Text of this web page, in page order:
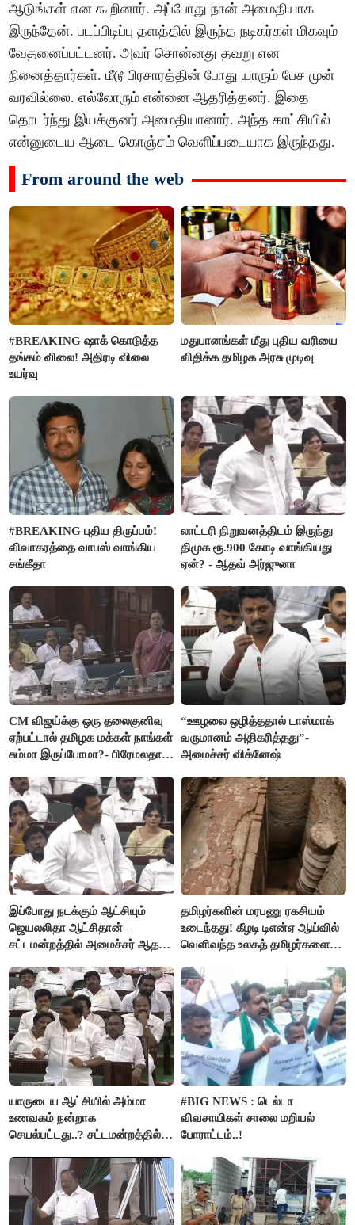
ஆடுங்கள் என கூறினார். அப்போது நான் அமைதியாக
இருந்தேன். படப்பிடிப்பு தளத்தில் இருந்த நடிகர்கள் மிகவும்
வேதனைப்பட்டனர். அவர் சொன்னது தவறு என
நினைத்தார்கள். மீடூ பிரசாரத்தின் போது யாரும் பேச முன்
வரவில்லை. எல்லோரும் என்னை ஆதரித்தனர். இதை
தொடர்ந்து இயக்குனர் அமைதியானார். அந்த காட்சியில்
என்னுடைய ஆடை கொஞ்சம் வெளிப்படையாக இருந்தது.
From around the web
#BREAKING ஷாக் கொடுத்த
தங்கம் விலை! அதிரடி விலை
உயர்வு
மதுபானங்கள் மீது புதிய வரியை
விதிக்க தமிழக அரசு முடிவு
#BREAKING புதிய திருப்பம்!
விவாகரத்தை வாபஸ் வாங்கிய
சங்கீதா
லாட்டரி நிறுவனத்திடம் இருந்து
திமுக ரூ.900 கோடி வாங்கியது
ஏன்? - ஆதவ் அர்ஜுனா
CM விஜய்க்கு ஒரு தலைகுனிவு
ஏற்பட்டால் தமிழக மக்கள் நாங்கள்
சும்மா இருப்போமா?- பிரேமலதா
“ஊழலை ஒழித்ததால் டாஸ்மாக்
வருமானம் அதிகரித்தது”-
அமைச்சர் விக்னேஷ்
இப்போது நடக்கும் ஆட்சியும்
ஜெயலலிதா ஆட்சிதான் –
சட்டமன்றத்தில் அமைச்சர் ஆதவ்
தமிழர்களின் மரபணு ரகசியம்
உடைந்தது! கீழடி டிஎன்ஏ ஆய்வில்
வெளிவந்த உலகத் தமிழர்களை
யாருடைய ஆட்சியில் அம்மா
உணவகம் நன்றாக
செயல்பட்டது..? சட்டமன்றத்தில்
#BIG NEWS : டெல்டா
விவசாயிகள் சாலை மறியல்
போராட்டம்..!